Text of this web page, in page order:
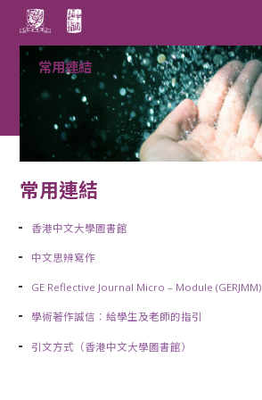
常用連結
常用連結
香港中文大學圖書館
中文思辨寫作
GE Reflective Journal Micro – Module (GERJMM)
學術著作誠信︰給學生及老師的指引
引文方式（香港中文大學圖書館）